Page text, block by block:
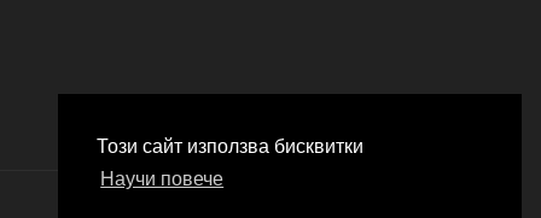
Този сайт използва бисквитки
Научи повече